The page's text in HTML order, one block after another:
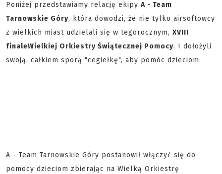
Poniżej przedstawiamy relację ekipy A - Team
Tarnowskie Góry, która dowodzi, że nie tylko airsoftowcy
z wielkich miast udzielali się w tegorocznym, XVIII
finaleWielkiej Orkiestry Świątecznej Pomocy. I dołożyli
swoją, całkiem sporą "cegiełkę", aby pomóc dzieciom:
A - Team Tarnowskie Góry postanowił włączyć się do
pomocy dzieciom zbierając na Wielką Orkiestrę